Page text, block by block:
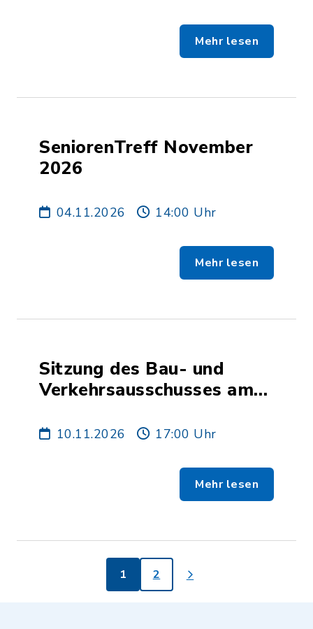
Mehr lesen
SeniorenTreff November
2026
04.11.2026 14:00 Uhr
Mehr lesen
Sitzung des Bau- und
Verkehrsausschusses am
10.11.2026 17:00 Uhr
Mehr lesen
1 2